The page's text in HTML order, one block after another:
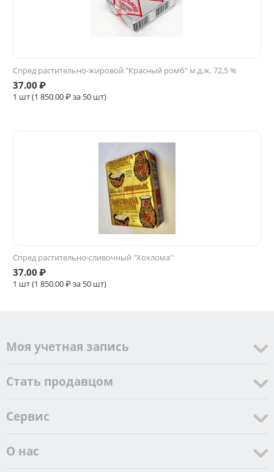
Спред растительно-жировой "Красный ромб" м.д.ж. 72,5 %
37.00 ₽
1 шт (1 850.00₽ за 50 шт)
Спред растительно-сливочный "Хохлома"
37.00 ₽
1 шт (1 850.00₽ за 50 шт)
Моя учетная запись
Стать продавцом
Cервис
О нас